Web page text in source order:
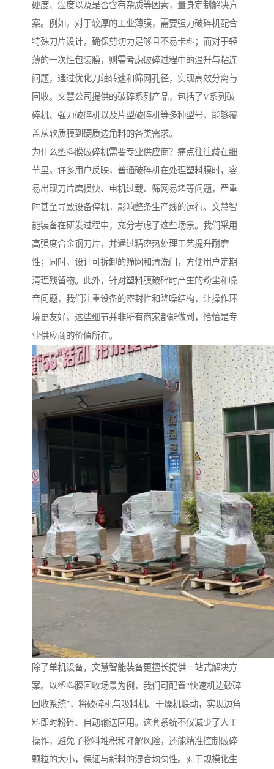
硬度、湿度以及是否含有杂质等因素，量身定制解决方
案。例如，对于较厚的工业薄膜，需要强力破碎机配合
特殊刀片设计，确保剪切力足够且不易卡料；而对于轻
薄的一次性包装膜，则需考虑破碎过程中的温升与粘连
问题，通过优化刀轴转速和筛网孔径，实现高效分离与
回收。文慧公司提供的破碎系列产品，包括了V系列破
碎机、强力破碎机以及片型破碎机等多种型号，能够覆
盖从软质膜到硬质边角料的各类需求。
为什么塑料膜破碎机需要专业供应商？痛点往往藏在细
节里。许多用户反映，普通破碎机在处理塑料膜时，容
易出现刀片磨损快、电机过载、筛网易堵等问题，严重
时甚至导致设备停机，影响整条生产线的运行。文慧智
能装备在研发过程中，充分考虑了这些场景。我们采用
高强度合金钢刀片，并通过精密热处理工艺提升耐磨
性；同时，设计可拆卸的筛网和清洗门，方便用户定期
清理残留物。此外，针对塑料膜破碎时产生的粉尘和噪
音问题，我们注重设备的密封性和降噪结构，让操作环
境更友好。这些细节并非所有商家都能做到，恰恰是专
业供应商的价值所在。
除了单机设备，文慧智能装备更擅长提供一站式解决方
案。以塑料膜回收场景为例，我们可配置“快速机边破碎
回收系统”，将破碎机与吸料机、干燥机联动，实现边角
料即时粉碎、自动输送回用。这套系统不仅减少了人工
操作，避免了物料堆积和降解风险，还能精准控制破碎
颗粒的大小，保证与新料的混合均匀性。对于规模化生